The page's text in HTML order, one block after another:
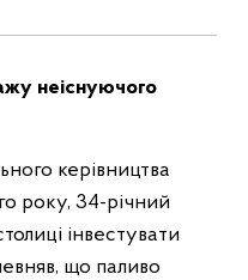
неіснуючого
керівництва
року, 34-річний
інвестувати
що паливо